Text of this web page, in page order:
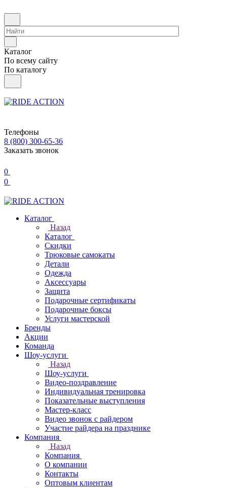
Каталог
По всему сайту
По каталогу
Телефоны
8 (800) 300-65-36
Заказать звонок
0
0
Каталог
Назад
Каталог
Скидки
Трюковые самокаты
Детали
Одежда
Аксессуары
Защита
Подарочные сертификаты
Подарочные боксы
Услуги мастерской
Бренды
Акции
Команда
Шоу-услуги
Назад
Шоу-услуги
Видео-поздравление
Индивидуальная тренировка
Показательные выступления
Мастер-класс
Видео звонок с райдером
Участие райдера на празднике
Компания
Назад
Компания
О компании
Контакты
Оптовым клиентам